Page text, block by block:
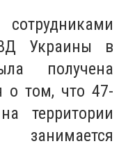
Украины в
получена
о том, что 47-
территории
занимается